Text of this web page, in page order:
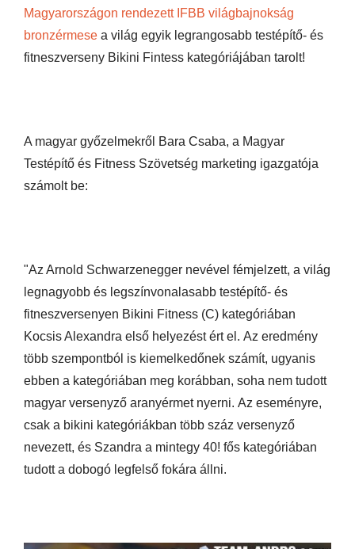
Magyarországon rendezett IFBB világbajnokság
bronzérmese a világ egyik legrangosabb testépítő- és
fitneszverseny Bikini Fintess kategóriájában tarolt!
A magyar győzelmekről Bara Csaba, a Magyar
Testépítő és Fitness Szövetség marketing igazgatója
számolt be:
"Az Arnold Schwarzenegger nevével fémjelzett, a világ
legnagyobb és legszínvonalasabb testépítő- és
fitneszversenyen Bikini Fitness (C) kategóriában
Kocsis Alexandra első helyezést ért el. Az eredmény
több szempontból is kiemelkedőnek számít, ugyanis
ebben a kategóriában meg korábban, soha nem tudott
magyar versenyző aranyérmet nyerni. Az eseményre,
csak a bikini kategóriákban több száz versenyző
nevezett, és Szandra a mintegy 40! fős kategóriában
tudott a dobogó legfelső fokára állni.